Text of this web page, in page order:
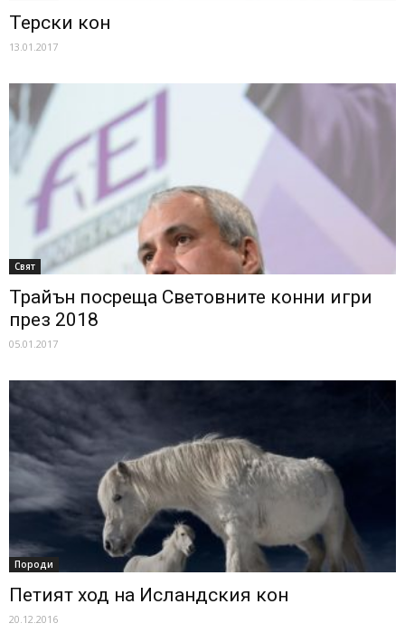
Терски кон
13.01.2017
Свят
Трайън посреща Световните конни игри
през 2018
05.01.2017
Породи
Петият ход на Исландския кон
20.12.2016